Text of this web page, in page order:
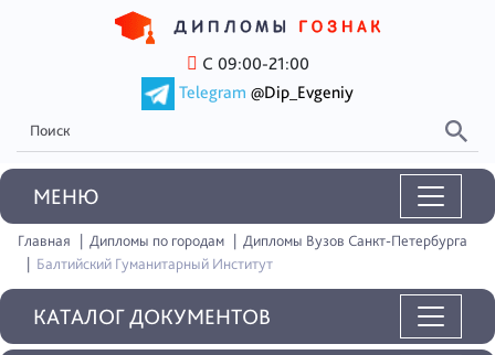
С 09:00-21:00
Telegram @Dip_Evgeniy
MEНЮ
Главная Дипломы по городам
Дипломы Вузов Санкт-Петербурга
Балтийский Гуманитарный Институт
КАТАЛОГ ДОКУМЕНТОВ